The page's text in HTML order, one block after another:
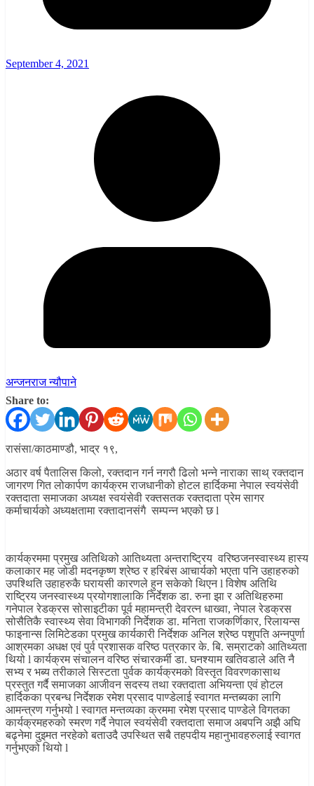
September 4, 2021
अन्जनराज न्यौपाने
Share to:
रासंसा/काठमाण्डौ, भाद्र १९,
अठार वर्ष पैतालिस किलो, रक्तदान गर्न नगरौ ढिलो भन्ने नाराका साथ् रक्तदान
जागरण गित लोकार्पण कार्यक्रम राजधानीको होटल हार्दिकमा नेपाल स्वयंसेवी
रक्तदाता समाजका अध्यक्ष स्वयंसेवी रक्तसतक रक्तदाता प्रेम सागर
कर्माचार्यको अध्यक्षतामा रक्तादानसंगै सम्पन्न भएको छ l
कार्यक्रममा प्रमुख अतिथिको आतिथ्यता अन्तराष्ट्रिय वरिष्ठजनस्वास्थ्य हास्य
कलाकार मह जोडी मदनकृष्ण श्रेष्ठ र हरिबंस आचार्यको भएता पनि उहाहरुको
उपश्थिति उहाहरुकै घरायसी कारणले हुन सकेको थिएन l विशेष अतिथि
राष्ट्रिय जनस्वास्थ्य प्रयोगशालाकि निर्देशक डा. रुना झा र अतिथिहरुमा
गनेपाल रेडक्रस सोसाइटीका पूर्व महामन्त्री देवरत्न धाख्वा, नेपाल रेडक्रस
सोसैतिकै स्वास्थ्य सेवा विभागकी निर्देशक डा. मनिता राजकर्णिकार, रिलायन्स
फाइनान्स लिमिटेडका प्रमुख कार्यकारी निर्देशक अनिल श्रेष्ठ पशुपति अन्नपुर्णा
आश्रमका अधक्ष एवं पुर्व प्रशासक वरिष्ठ पत्रकार के. बि. सम्राटको आतिथ्यता
थियो l कार्यक्रम संचालन वरिष्ठ संचारकर्मी डा. घनश्याम खतिवडाले अति नै
सभ्य र भब्य तरीकाले सिस्टता पुर्वक कार्यक्रमको विस्तृत विवरणकासाथ
प्रस्तुत गर्दै समाजका आजीवन सदस्य तथा रक्तदाता अभियन्ता एवं होटल
हार्दिकका प्रबन्ध निर्देशक रमेश प्रसाद पाण्डेलाई स्वागत मन्तब्यका लागि
आमन्त्रण गर्नुभयो l स्वागत मन्तव्यका क्रममा रमेश प्रसाद पाण्डेले विगतका
कार्यक्रमहरुको स्मरण गर्दै नेपाल स्वयंसेवी रक्तदाता समाज अबपनि अझै अघि
बढ्नेमा दुइमत नरहेको बताउदै उपस्थित सबै तहपदीय महानुभावहरुलाई स्वागत
गर्नुभएको थियो l